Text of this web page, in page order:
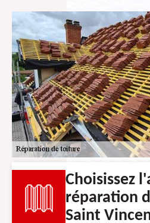
Choisissez
réparation
Saint